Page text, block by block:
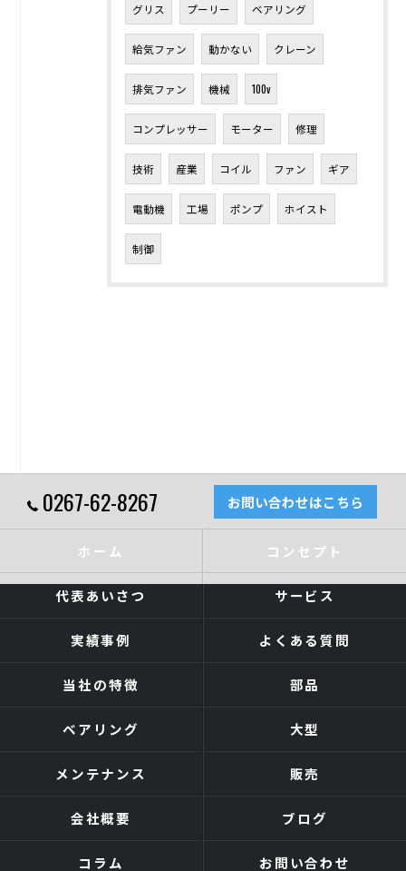
グリス プーリー ベアリング
給気ファン 動かない クレーン
排気ファン 機械 100v
コンプレッサー モーター 修理
技術 産業 コイル ファン ギア
電動機 工場 ポンプ ホイスト
制御
0267-62-8267 お問い合わせはこちら
ホーム コンセプト
代表あいさつ サービス
実績事例 よくある質問
当社の特徴 部品
ベアリング 大型
メンテナンス 販売
会社概要 ブログ
コラム お問い合わせ